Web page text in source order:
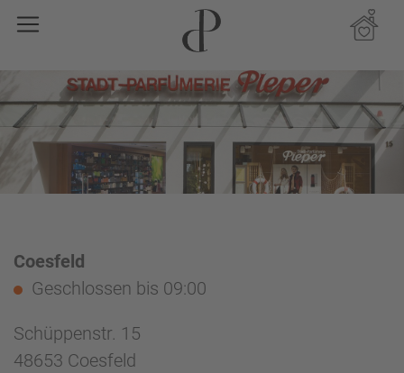
Coesfeld
Geschlossen bis 09:00
Schüppenstr. 15
48653 Coesfeld